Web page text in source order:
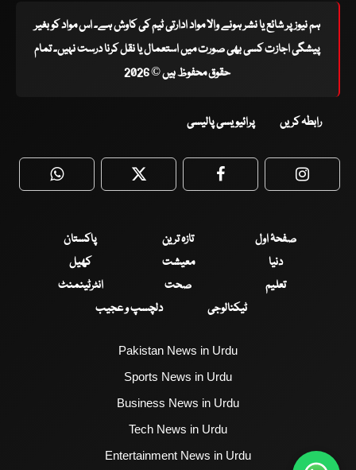
ہم نیوز پر شائع یا نشر ہونے والا مواد ادارتی ٹیم کی کاوش ہے۔ اس مواد کو بغیر
پیشگی اجازت کسی بھی صورت میں استعمال یا نقل کرنا درست نہیں۔ تمام
حقوق محفوظ ہیں © 2026
رابطہ کریں پرائیویسی پالیسی
WhatsApp Twitter Facebook
صفحۂ اول تازہ ترین
پاکستان
دنیا
معیشت
کھیل
تعلیم
صحت
انٹرٹینمنٹ
ٹیکنالوجی
دلچسپ و عجیب
Pakistan News in Urdu
Sports News in Urdu
Business News in Urdu
Tech News in Urdu
Entertainment News in Urdu